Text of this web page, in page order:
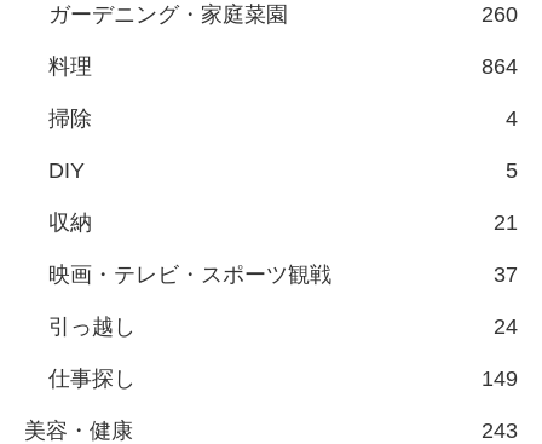
ガーデニング・家庭菜園 260
料理 864
掃除 4
DIY 5
収納 21
映画・テレビ・スポーツ観戦 37
引っ越し 24
仕事探し 149
美容・健康 243